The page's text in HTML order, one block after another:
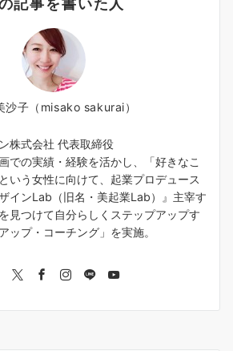
沙子（misako sakurai）
株式会社 代表取締役
での実績・経験を活かし、「好きなこ
いう女性に向けて、起業プロデュース
インLab（旧名・美起業Lab）』主宰す
見つけて自分らしくステップアップす
ップ・コーチング」を実施。